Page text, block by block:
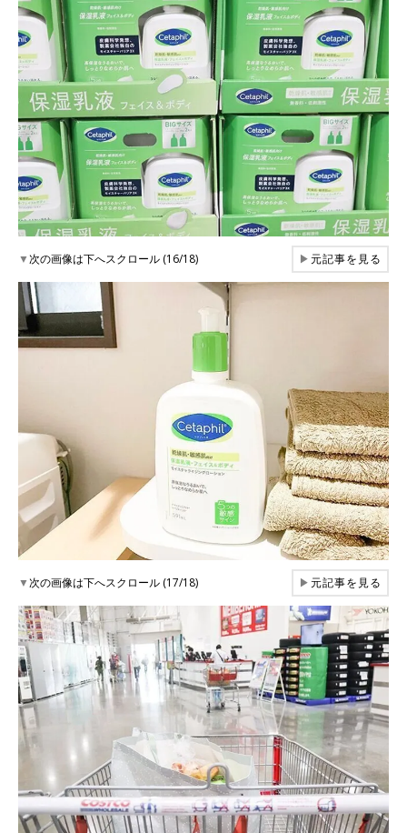
▼次の画像は下へスクロール (16/18) ▶元記事を見る
▼次の画像は下へスクロール (17/18) ▶元記事を見る